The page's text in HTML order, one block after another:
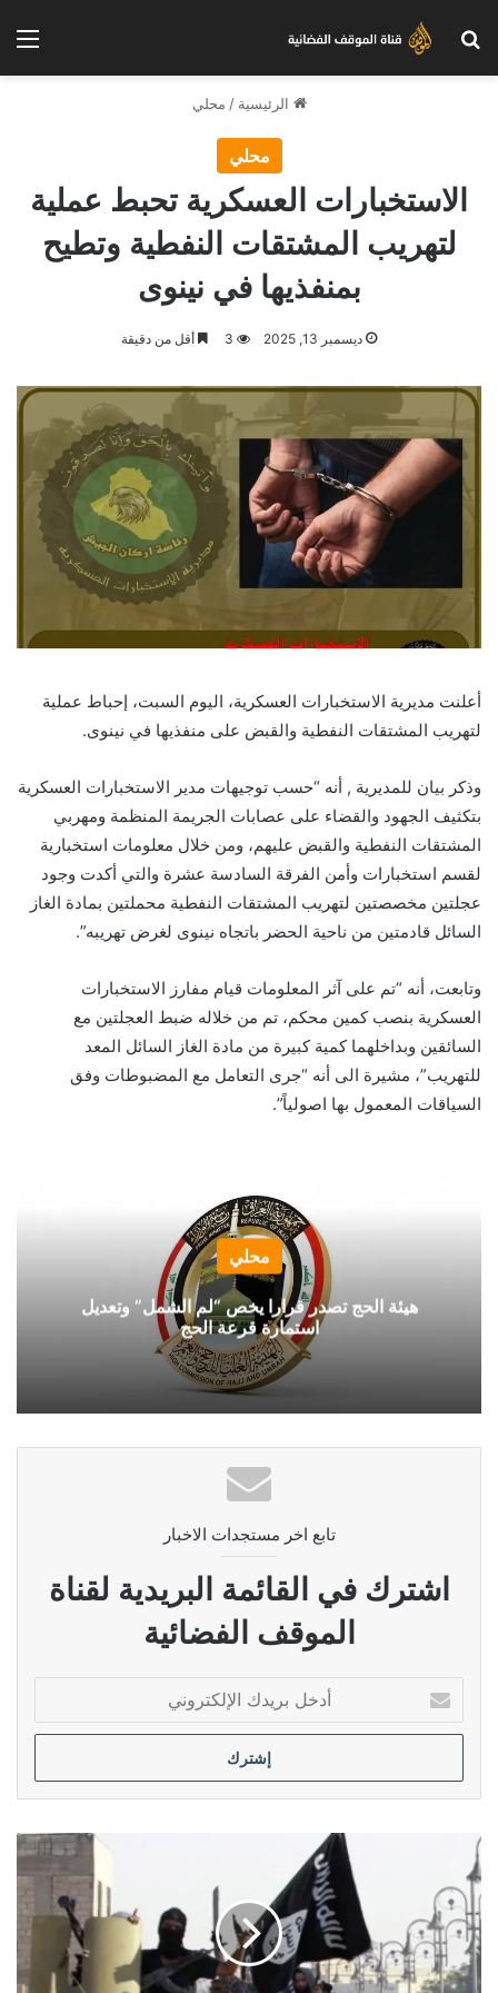
بحث عن
الرئيسية / محلي
محلي
الاستخبارات العسكرية تحبط عملية
لتهريب المشتقات النفطية وتطيح
بمنفذيها في نينوى
ديسمبر 13, 2025 3 أقل من دقيقة
أعلنت مديرية الاستخبارات العسكرية، اليوم السبت، إحباط عملية
لتهريب المشتقات النفطية والقبض على منفذيها في نينوى.
وذكر بيان للمديرية , أنه “حسب توجيهات مدير الاستخبارات العسكرية
بتكثيف الجهود والقضاء على عصابات الجريمة المنظمة ومهربي
المشتقات النفطية والقبض عليهم، ومن خلال معلومات استخبارية
لقسم استخبارات وأمن الفرقة السادسة عشرة والتي أكدت وجود
عجلتين مخصصتين لتهريب المشتقات النفطية محملتين بمادة الغاز
السائل قادمتين من ناحية الحضر باتجاه نينوى لغرض تهريبه”.
وتابعت، أنه “تم على آثر المعلومات قيام مفارز الاستخبارات
العسكرية بنصب كمين محكم، تم من خلاله ضبط العجلتين مع
السائقين وبداخلهما كمية كبيرة من مادة الغاز السائل المعد
للتهريب”، مشيرة الى أنه “جرى التعامل مع المضبوطات وفق
السياقات المعمول بها اصولياً”.
محلي
هيئة الحج تصدر قرارا يخص “لم الشمل” وتعديل
استمارة قرعة الحج
تابع اخر مستجدات الاخبار
اشترك في القائمة البريدية لقناة
الموقف الفضائية
بريدك
الإلكتروني
تحذيرات
نيابية
من
نشاط
الخلايا
الإرهابية
النائمة